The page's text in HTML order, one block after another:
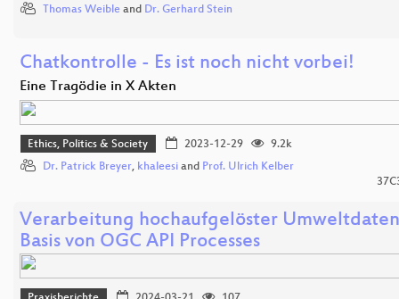
Thomas Weible and Dr. Gerhard Stein
Chatkontrolle - Es ist noch nicht vorbei!
Eine Tragödie in X Akten
Ethics, Politics & Society 2023-12-29
9.2k
Dr. Patrick Breyer, khaleesi and Prof. Ulrich Kelber
Verarbeitung hochaufgelöster
Basis von OGC API Processes